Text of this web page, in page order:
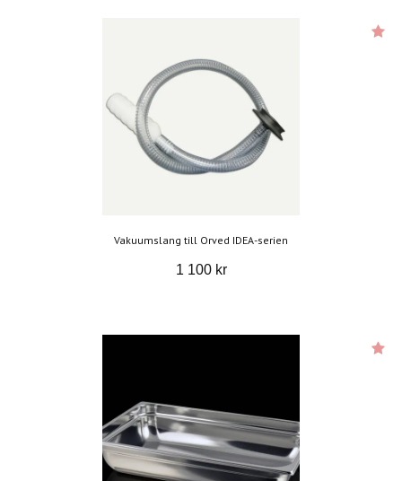
Vakuumslang till Orved IDEA-serien
1 100 kr